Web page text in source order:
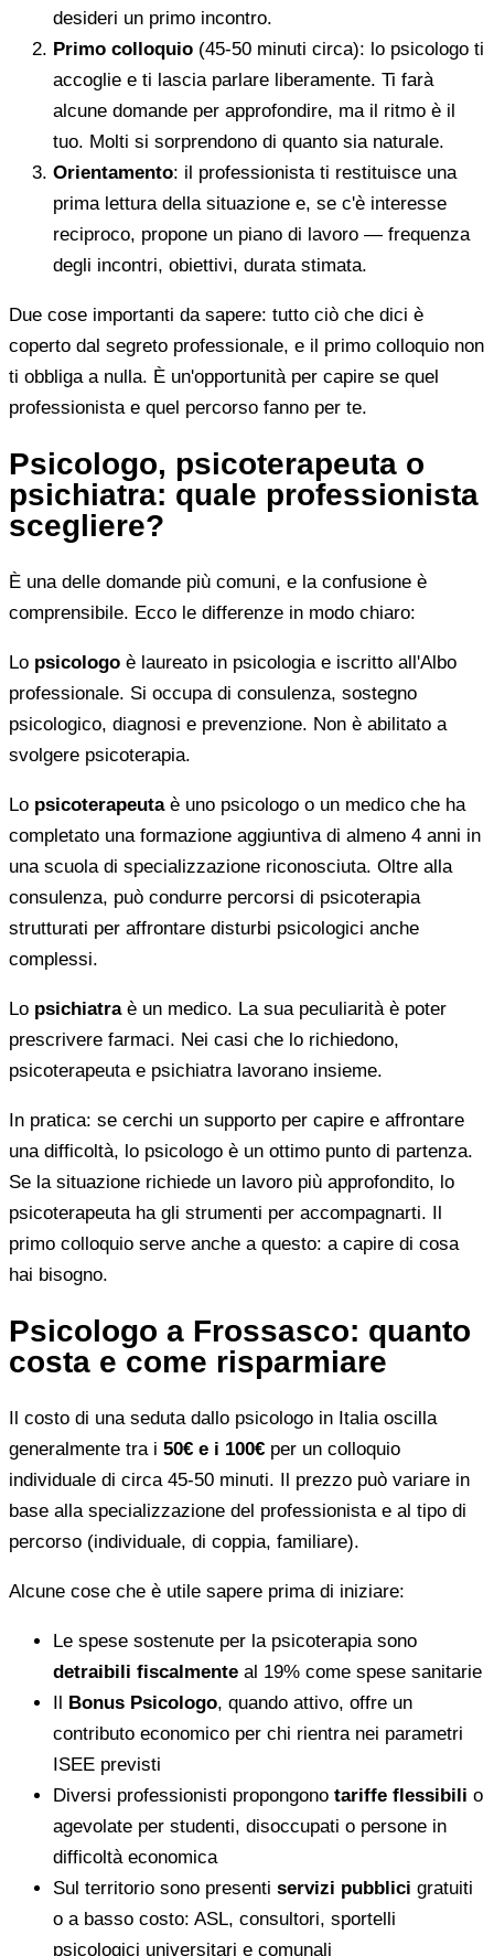
desideri un primo incontro.
Primo colloquio (45-50 minuti circa): lo psicologo ti
accoglie e ti lascia parlare liberamente. Ti farà
alcune domande per approfondire, ma il ritmo è il
tuo. Molti si sorprendono di quanto sia naturale.
Orientamento: il professionista ti restituisce una
prima lettura della situazione e, se c'è interesse
reciproco, propone un piano di lavoro — frequenza
degli incontri, obiettivi, durata stimata.
Due cose importanti da sapere: tutto ciò che dici è
coperto dal segreto professionale, e il primo colloquio non
ti obbliga a nulla. È un'opportunità per capire se quel
professionista e quel percorso fanno per te.
Psicologo, psicoterapeuta o
psichiatra: quale professionista
scegliere?
È una delle domande più comuni, e la confusione è
comprensibile. Ecco le differenze in modo chiaro:
Lo psicologo è laureato in psicologia e iscritto all'Albo
professionale. Si occupa di consulenza, sostegno
psicologico, diagnosi e prevenzione. Non è abilitato a
svolgere psicoterapia.
Lo psicoterapeutaè uno psicologo o un medico che ha
completato una formazione aggiuntiva di almeno 4 anni in
una scuola di specializzazione riconosciuta. Oltre alla
consulenza, può condurre percorsi di psicoterapia
strutturati per affrontare disturbi psicologici anche
complessi.
Lo psichiatraè un medico. La sua peculiarità è poter
prescrivere farmaci. Nei casi che lo richiedono,
psicoterapeuta e psichiatra lavorano insieme.
In pratica: se cerchi un supporto per capire e affrontare
una difficoltà, lo psicologo è un ottimo punto di partenza.
Se la situazione richiede un lavoro più approfondito, lo
psicoterapeuta ha gli strumenti per accompagnarti. Il
primo colloquio serve anche a questo: a capire di cosa
hai bisogno.
Psicologo a Frossasco: quanto
costa e come risparmiare
Il costo di una seduta dallo psicologo in Italia oscilla
generalmente tra i 50€ e i 100€ per un colloquio
individuale di circa 45-50 minuti. Il prezzo può variare in
base alla specializzazione del professionista e al tipo di
percorso (individuale, di coppia, familiare).
Alcune cose che è utile sapere prima di iniziare:
Le spese sostenute per la psicoterapia sono
detraibili fiscalmente al 19% come spese sanitarie
Il Bonus Psicologo, quando attivo, offre un
contributo economico per chi rientra nei parametri
ISEE previsti
Diversi professionisti propongono tariffe flessibili o
agevolate per studenti, disoccupati o persone in
difficoltà economica
Sul territorio sono presenti servizi pubblici gratuiti
o a basso costo: ASL, consultori, sportelli
psicologici universitari e comunali